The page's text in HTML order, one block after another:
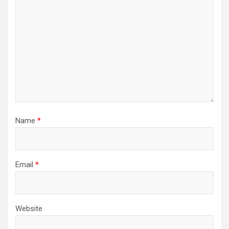
Name *
Email *
Website